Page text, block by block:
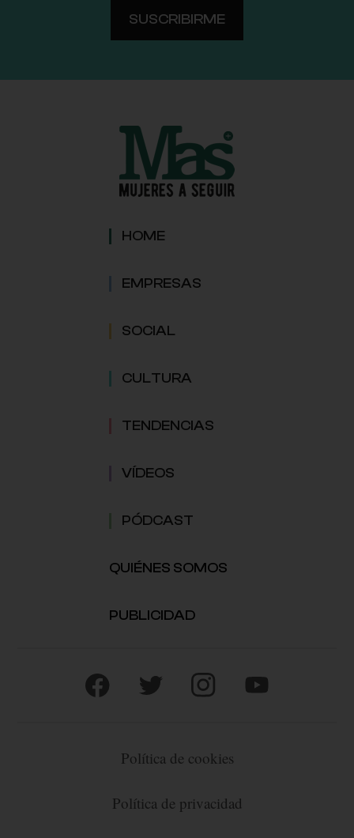
HOME
EMPRESAS
SOCIAL
CULTURA
TENDENCIAS
VÍDEOS
PÓDCAST
QUIÉNES SOMOS
PUBLICIDAD
Política de cookies
Política de privacidad